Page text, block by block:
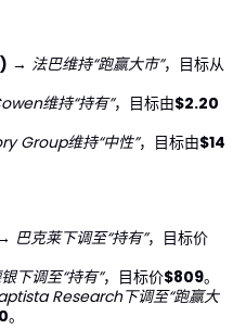
→ 法巴维持“跑赢大市”，目标从
维持“持有”，目标由$2.20
Group维持“中性”，目标由$14
巴克莱下调至“持有”，目标价
下调至“持有”，目标价$809。
Research下调至“跑赢大
。